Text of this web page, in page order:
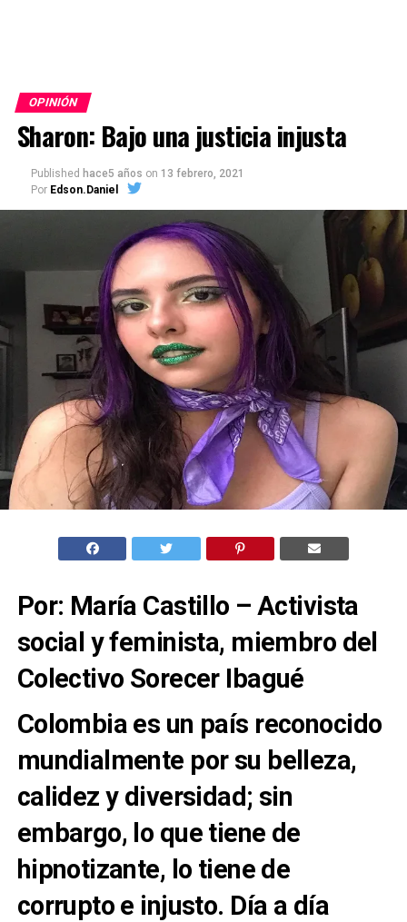
OPINIÓN
Sharon: Bajo una justicia injusta
Published hace5 años on 13 febrero, 2021
Por Edson.Daniel
Por: María Castillo – Activista
social y feminista, miembro del
Colectivo Sorecer Ibagué
Colombia es un país reconocido
mundialmente por su belleza,
calidez y diversidad; sin
embargo, lo que tiene de
hipnotizante, lo tiene de
corrupto e injusto. Día a día